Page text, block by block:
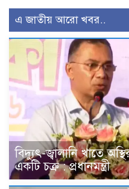
এ জাতীয় আরো খবর..
বিদ্যুৎ-জ্বালানি খাতে
একটি চক্র : প্রধানমন্ত্রী